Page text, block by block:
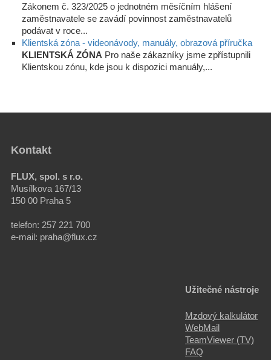
Zákonem č. 323/2025 o jednotném měsíčním hlášení
zaměstnavatele se zavádí povinnost zaměstnavatelů
podávat v roce...
Klientská zóna - videonávody, manuály, obrazová příručka
KLIENTSKÁ ZÓNA Pro naše zákazníky jsme zpřístupnili
Klientskou zónu, kde jsou k dispozici manuály,...
Kontakt
FLUX, spol. s r.o.
Musílkova 167/13
150 00 Praha 5
telefon: 257 221 700
e-mail: praha@flux.cz
Užitečné nástroje
Mzdový kalkulátor
WebMail
TeamViewer (TV)
FAQ